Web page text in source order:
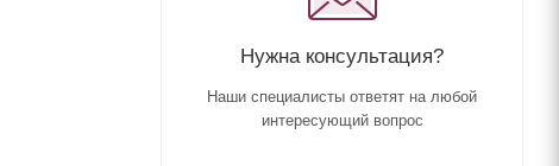
Нужна консультация?
Наши специалисты ответят на любой
интересующий вопрос